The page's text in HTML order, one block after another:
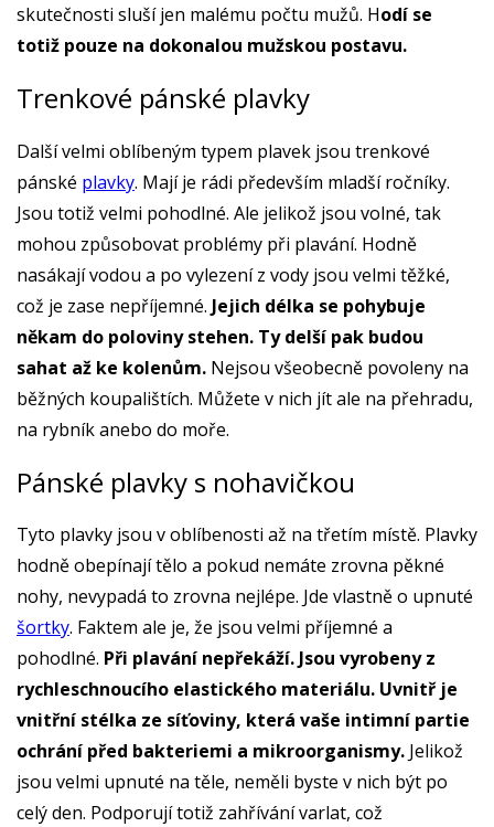
skutečnosti sluší jen malému počtu mužů. Hodí se
totiž pouze na dokonalou mužskou postavu.
Trenkové pánské plavky
Další velmi oblíbeným typem plavek jsou trenkové
pánské plavky. Mají je rádi především mladší ročníky.
Jsou totiž velmi pohodlné. Ale jelikož jsou volné, tak
mohou způsobovat problémy při plavání. Hodně
nasákají vodou a po vylezení z vody jsou velmi těžké,
což je zase nepříjemné. Jejich délka se pohybuje
někam do poloviny stehen. Ty delší pak budou
sahat až ke kolenům. Nejsou všeobecně povoleny na
běžných koupalištích. Můžete v nich jít ale na přehradu,
na rybník anebo do moře.
Pánské plavky s nohavičkou
Tyto plavky jsou v oblíbenosti až na třetím místě. Plavky
hodně obepínají tělo a pokud nemáte zrovna pěkné
nohy, nevypadá to zrovna nejlépe. Jde vlastně o upnuté
šortky. Faktem ale je, že jsou velmi příjemné a
pohodlné. Při plavání nepřekáží. Jsou vyrobeny z
rychleschnoucího elastického materiálu. Uvnitř je
vnitřní stélka ze síťoviny, která vaše intimní partie
ochrání před bakteriemi a mikroorganismy. Jelikož
jsou velmi upnuté na těle, neměli byste v nich být po
celý den. Podporují totiž zahřívání varlat, což